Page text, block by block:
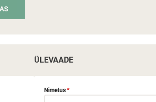
ÜLEVAADE
Nimetus*